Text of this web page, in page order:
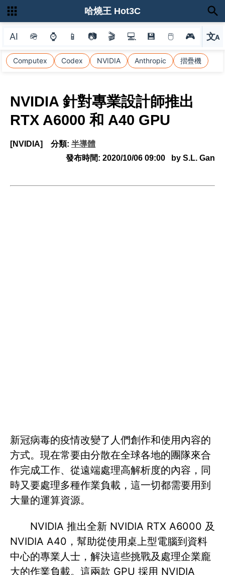
AI 🪖 ⌚ 📱 📷 🎬 💻 💾 🖱 🎮 文A
選
Computex Codex NVIDIA Anthropic 摺疊機
哈燒王 Hot3C
NVIDIA 針對專業設計師推出
RTX A6000 和 A40 GPU
[NVIDIA] 分類: 半導體
發布時間: 2020/10/06 09:00 by S.L. Gan
新冠病毒的疫情改變了人們創作和使用內容的
方式。現在常要由分散在全球各地的團隊來合
作完成工作、從遠端處理高解析度的內容，同
時又要處理多種作業負載，這一切都需要用到
大量的運算資源。
NVIDIA 推出全新 NVIDIA RTX A6000 及
NVIDIA A40，幫助從使用桌上型電腦到資料
中心的專業人士，解決這些挑戰及處理企業龐
大的作業負載。這兩款 GPU 採用 NVIDIA